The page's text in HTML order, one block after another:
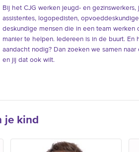
Bij het CJG werken jeugd- en
assistentes, logopedisten,
deskundige mensen die in een team werken
manier te helpen. Iedereen is in de buurt.
aandacht nodig? Dan zoeken we samen
en jij dat ook wilt.
je kind